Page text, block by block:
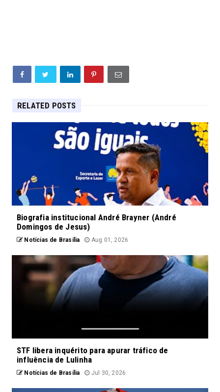
RELATED POSTS
Biografia institucional André Brayner (André
Domingos de Jesus)
Notícias de Brasília Aug 01, 2026
STF libera inquérito para apurar tráfico de
influência de Lulinha
Notícias de Brasília Jul 30, 2026